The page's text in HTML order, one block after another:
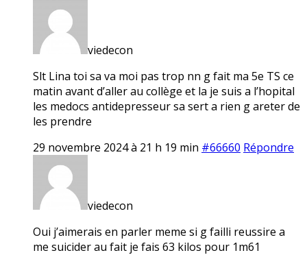
viedecon
Slt Lina toi sa va moi pas trop nn g fait ma 5e TS ce
matin avant d’aller au collège et la je suis a l’hopital
les medocs antidepresseur sa sert a rien g areter de
les prendre
29 novembre 2024 à 21 h 19 min #66660 Répondre
viedecon
Oui j’aimerais en parler meme si g failli reussire a
me suicider au fait je fais 63 kilos pour 1m61